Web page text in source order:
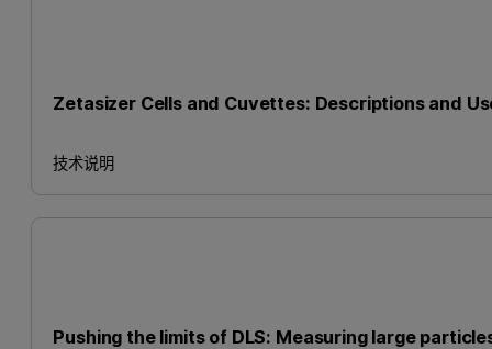
Zetasizer Cells and Cuvettes: Descriptions and
技术说明
Pushing the limits of DLS: Measuring large